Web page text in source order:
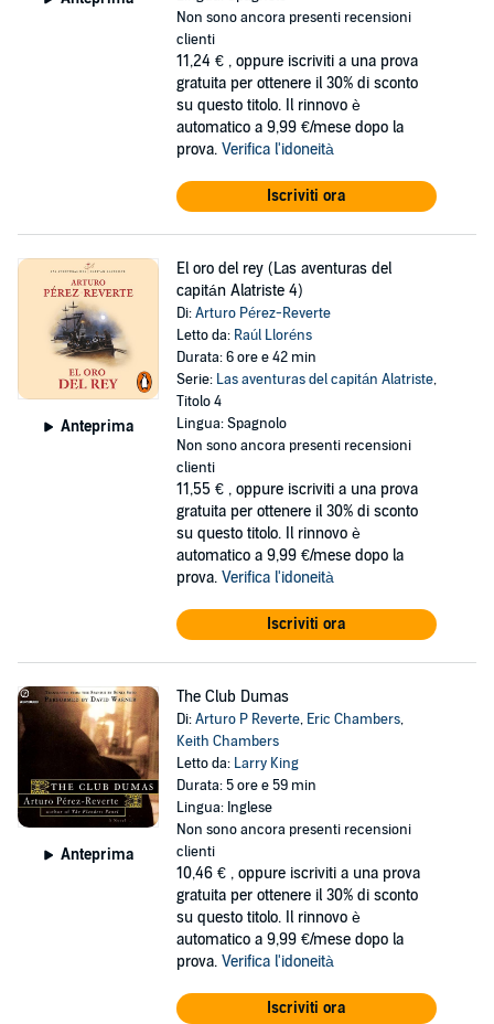
Non sono ancora presenti recensioni
clienti
11,24 € , oppure iscriviti a una prova
gratuita per ottenere il 30% di sconto
su questo titolo. Il rinnovo è
automatico a 9,99 €/mese dopo la
prova. Verifica l'idoneità
Iscriviti ora
Anteprima
El oro del rey (Las aventuras del
capitán Alatriste 4)
Di:Arturo Pérez-Reverte
Letto da: Raúl Lloréns
Durata: 6 ore e 42 min
Serie: Las aventuras del capitán Alatriste,
Titolo 4
Lingua: Spagnolo
Non sono ancora presenti recensioni
clienti
11,55 € , oppure iscriviti a una prova
gratuita per ottenere il 30% di sconto
su questo titolo. Il rinnovo è
automatico a 9,99 €/mese dopo la
prova. Verifica l'idoneità
Iscriviti ora
Anteprima
The Club Dumas
Di:Arturo P Reverte, Eric Chambers,
Keith Chambers
Letto da: Larry King
Durata: 5 ore e 59 min
Lingua: Inglese
Non sono ancora presenti recensioni
clienti
10,46 € , oppure iscriviti a una prova
gratuita per ottenere il 30% di sconto
su questo titolo. Il rinnovo è
automatico a 9,99 €/mese dopo la
prova. Verifica l'idoneità
Iscriviti ora